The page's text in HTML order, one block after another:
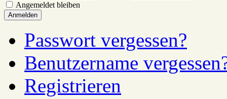
Angemeldet bleiben
Anmelden
Passwort vergessen?
Benutzername
Registrieren